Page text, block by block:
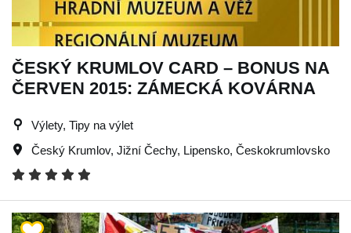
ČESKÝ KRUMLOV CARD – BONUS NA
ČERVEN 2015: ZÁMECKÁ KOVÁRNA
Výlety, Tipy na výlet
Český Krumlov, Jižní Čechy, Lipensko, Českokrumlovsko